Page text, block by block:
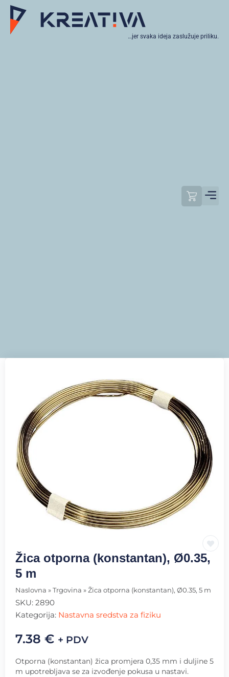
…jer svaka ideja zaslužuje priliku.
Žica otporna (konstantan), Ø0.35,
5 m
Naslovna » Trgovina » Žica otporna (konstantan), Ø0.35, 5 m
SKU: 2890
Kategorija: Nastavna sredstva za fiziku
7.38 € + PDV
Otporna (konstantan) žica promjera 0,35 mm i duljine 5
m upotrebljava se za izvođenje pokusa u nastavi.